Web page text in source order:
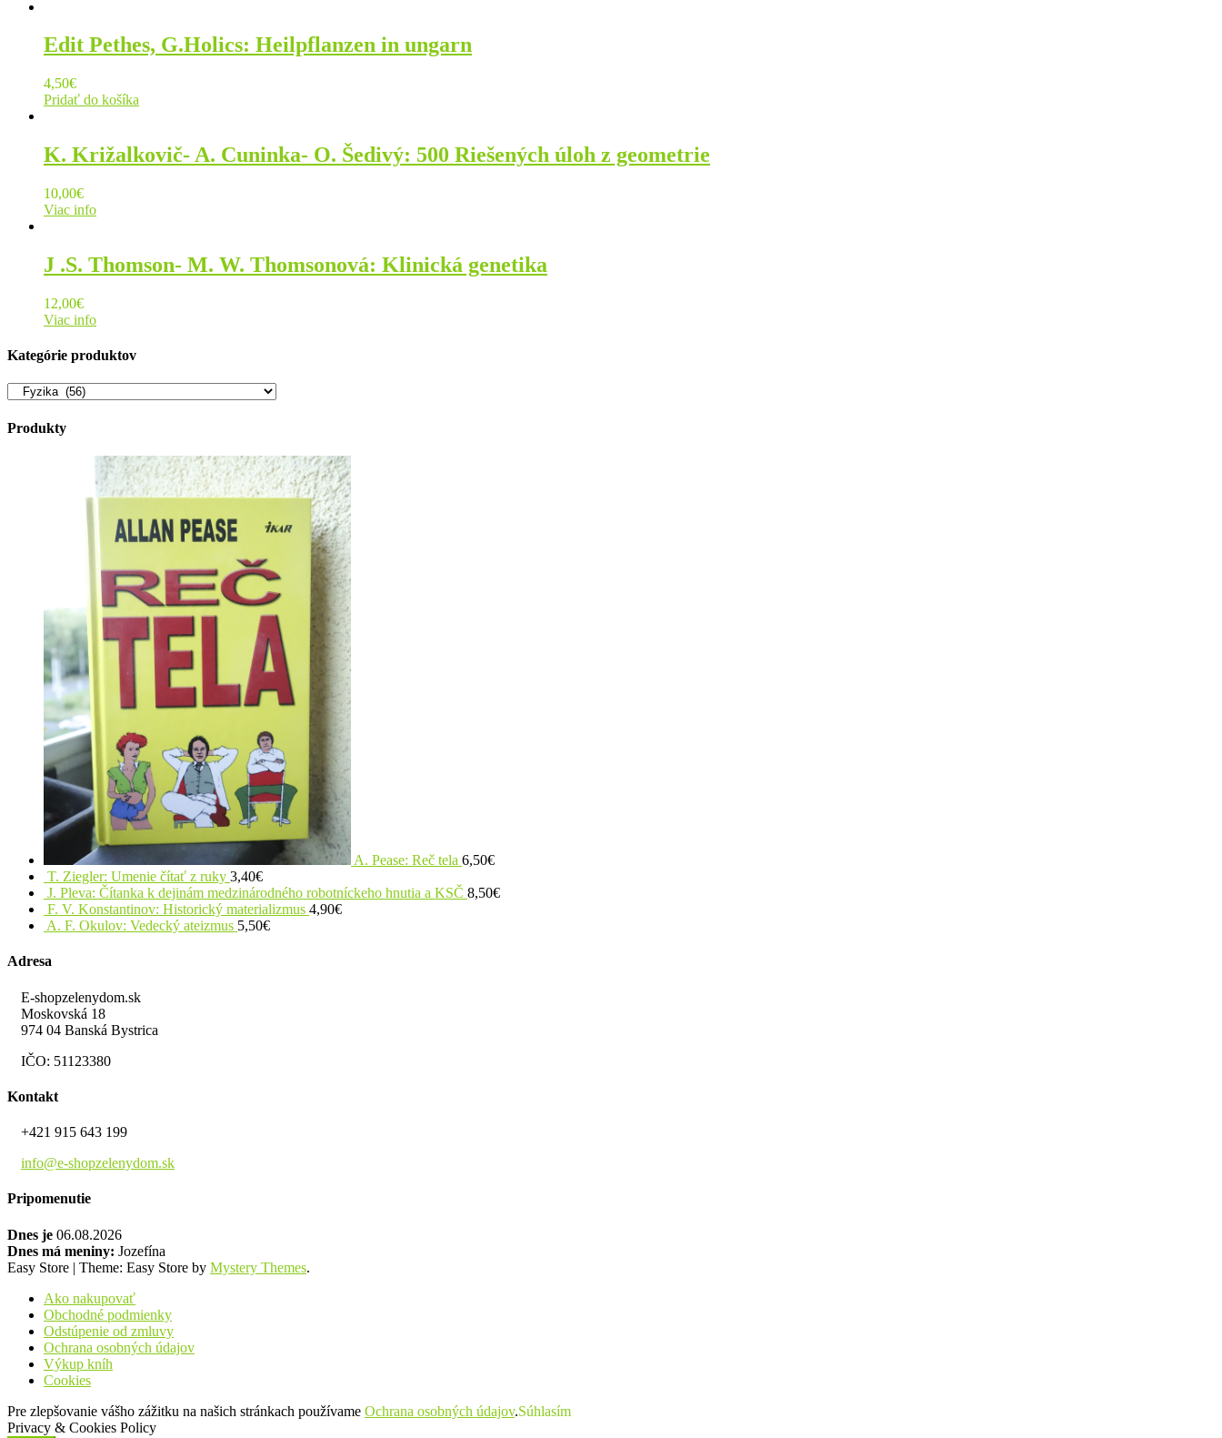
Edit Pethes, G.Holics: Heilpflanzen in ungarn
4,50€
Pridať do košíka
K. Križalkovič- A. Cuninka- O. Šedivý: 500 Riešených úloh z geometrie
10,00€
Viac info
J .S. Thomson- M. W. Thomsonová: Klinická genetika
12,00€
Viac info
Kategórie produktov
Produkty
A. Pease: Reč tela 6,50€
T. Ziegler: Umenie čítať z ruky 3,40€
J. Pleva: Čítanka k dejinám medzinárodného robotníckeho hnutia a KSČ 8,50€
F. V. Konstantinov: Historický materializmus 4,90€
A. F. Okulov: Vedecký ateizmus 5,50€
Adresa
E-shopzelenydom.sk
Moskovská 18
974 04 Banská Bystrica
IČO: 51123380
Kontakt
+421 915 643 199
info@e-shopzelenydom.sk
Pripomenutie
Dnes je 06.08.2026
Dnes má meniny: Jozefína
Easy Store | Theme: Easy Store by Mystery Themes.
Ako nakupovať
Obchodné podmienky
Odstúpenie od zmluvy
Ochrana osobných údajov
Výkup kníh
Cookies
Pre zlepšovanie vášho zážitku na našich stránkach používame Ochrana osobných údajov.Súhlasím
Privacy & Cookies Policy